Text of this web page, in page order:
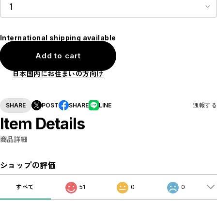
International shipping available
Add to cart
日本国内にお住まいの方向け
SHARE POST SHARE LINE 通報する
Item Details
商品詳細
ショップの評価
すべて 51 0 0